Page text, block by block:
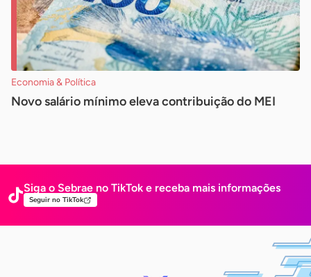
Economia & Política
Novo salário mínimo eleva contribuição do MEI
Siga o Sebrae no TikTok e receba mais informações
Seguir no TikTok